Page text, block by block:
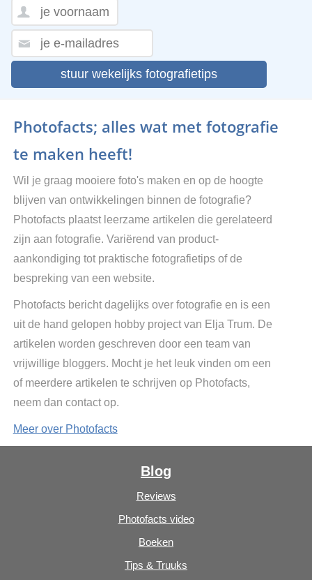
stuur wekelijks fotografietips
Photofacts; alles wat met fotografie
te maken heeft!
Wil je graag mooiere foto's maken en op de hoogte
blijven van ontwikkelingen binnen de fotografie?
Photofacts plaatst leerzame artikelen die gerelateerd
zijn aan fotografie. Variërend van product-
aankondiging tot praktische fotografietips of de
bespreking van een website.
Photofacts bericht dagelijks over fotografie en is een
uit de hand gelopen hobby project van Elja Trum. De
artikelen worden geschreven door een team van
vrijwillige bloggers. Mocht je het leuk vinden om een
of meerdere artikelen te schrijven op Photofacts,
neem dan contact op.
Meer over Photofacts
Blog
Reviews
Photofacts video
Boeken
Tips & Truuks